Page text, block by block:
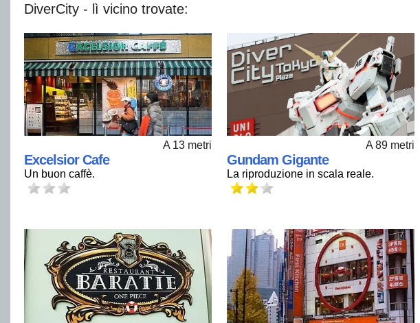
DiverCity - lì vicino trovate:
A 13 metri
Excelsior Cafe
Un buon caffè.
A 89 metri
Gundam Gigante
La riproduzione in scala reale.